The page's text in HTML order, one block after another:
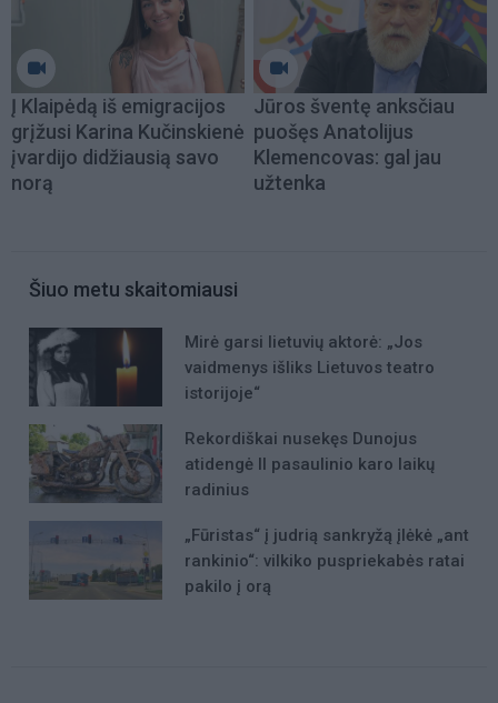
Į Klaipėdą iš emigracijos
grįžusi Karina Kučinskienė
įvardijo didžiausią savo
norą
Jūros šventę anksčiau
puošęs Anatolijus
Klemencovas: gal jau
užtenka
Šiuo metu skaitomiausi
Mirė garsi lietuvių aktorė: „Jos
vaidmenys išliks Lietuvos teatro
istorijoje“
Rekordiškai nusekęs Dunojus
atidengė II pasaulinio karo laikų
radinius
„Fūristas“ į judrią sankryžą įlėkė „ant
rankinio“: vilkiko puspriekabės ratai
pakilo į orą